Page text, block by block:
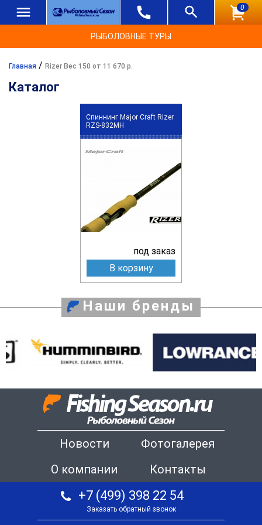
0
РЫБОЛОВНЫЕ ТУРЫ
Главная / Rizer Вес 150 от 11 670 р.
Каталог
Спиннинг Major Craft Rizer
RZS-832MH
под заказ
В корзину
Наши бренды
Новости
Фотогалерея
О компании
Контакты
+7 (499) 398 22 54
Заказать обратный звонок